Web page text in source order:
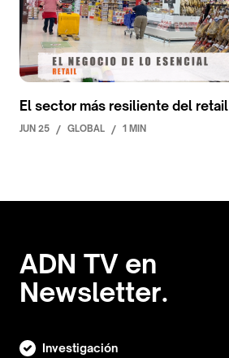
El sector más resiliente del retail
JUN 25 / GLOBAL / 1 MIN
ADN TV en
Newsletter.
Investigación